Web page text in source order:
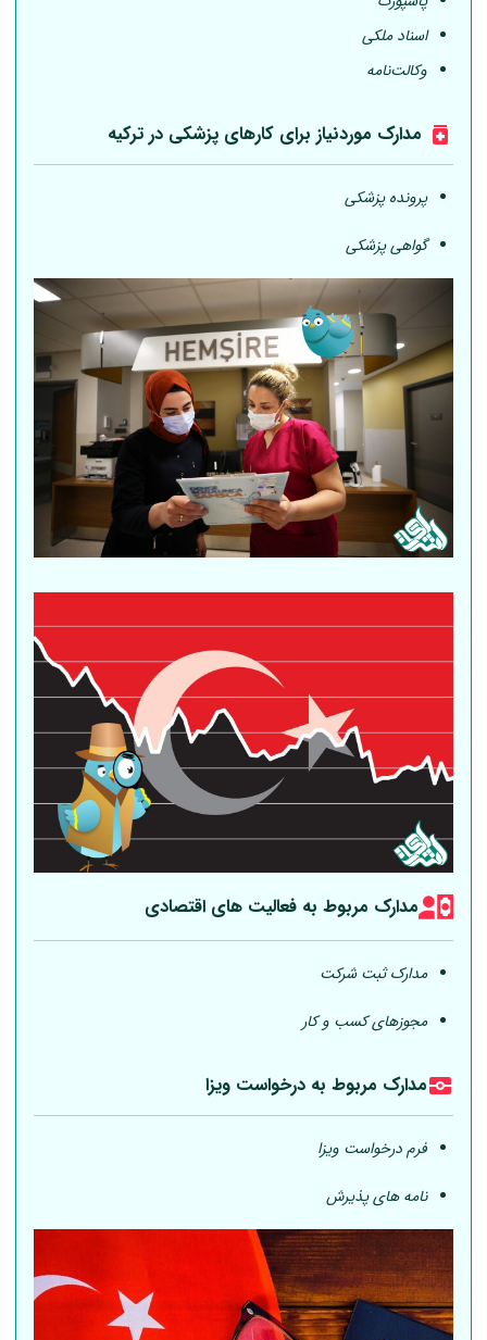
اسناد ملکی
وکالت‌نامه
مدارک موردنیاز برای کارهای پزشکی در ترکیه
پرونده پزشکی
گواهی پزشکی
مدارک مربوط به فعالیت های اقتصادی
مدارک ثبت شرکت
مجوزهای کسب و کار
مدارک مربوط به درخواست ویزا
فرم درخواست ویزا
نامه های پذیرش